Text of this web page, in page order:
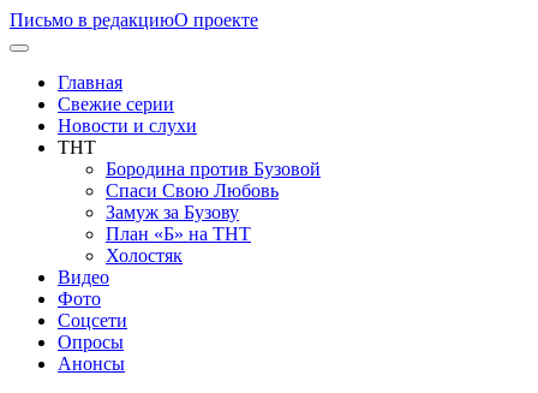
Письмо в редакциюО проекте
Главная
Свежие серии
Новости и слухи
ТНТ
Бородина против Бузовой
Спаси Свою Любовь
Замуж за Бузову
План «Б» на ТНТ
Холостяк
Видео
Фото
Соцсети
Опросы
Анонсы